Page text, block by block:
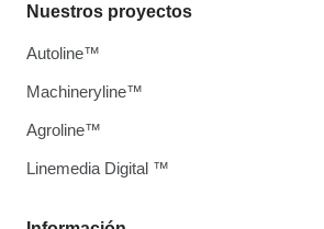
Nuestros proyectos
Autoline™
Machineryline™
Agroline™
Linemedia Digital ™